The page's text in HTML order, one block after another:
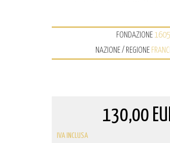
FONDAZIONE 1605
NAZIONE / REGIONE
130,00
IVA INCLUSA